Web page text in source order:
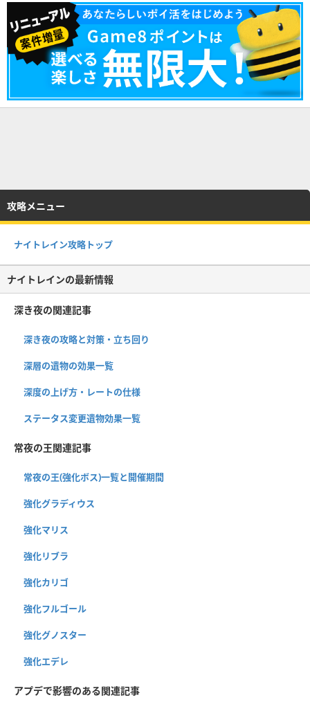
攻略メニュー
ナイトレイン攻略トップ
ナイトレインの最新情報
深き夜の関連記事
深き夜の攻略と対策・立ち回り
深層の遺物の効果一覧
深度の上げ方・レートの仕様
ステータス変更遺物効果一覧
常夜の王関連記事
常夜の王(強化ボス)一覧と開催期間
強化グラディウス
強化マリス
強化リブラ
強化カリゴ
強化フルゴール
強化グノスター
強化エデレ
アプデで影響のある関連記事